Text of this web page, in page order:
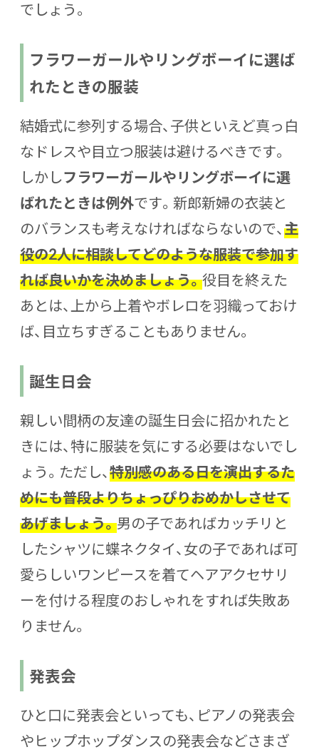
でしょう。
フラワーガールやリングボーイに選ば
れたときの服装
結婚式に参列する場合、子供といえど真っ白
なドレスや目立つ服装は避けるべきです。
しかしフラワーガールやリングボーイに選
ばれたときは例外です。新郎新婦の衣装と
のバランスも考えなければならないので、主
役の2人に相談してどのような服装で参加す
れば良いかを決めましょう。役目を終えた
あとは、上から上着やボレロを羽織っておけ
ば、目立ちすぎることもありません。
誕生日会
親しい間柄の友達の誕生日会に招かれたと
きには、特に服装を気にする必要はないでし
ょう。ただし、特別感のある日を演出するた
めにも普段よりちょっぴりおめかしさせて
あげましょう。男の子であればカッチリと
したシャツに蝶ネクタイ、女の子であれば可
愛らしいワンピースを着てヘアアクセサリ
ーを付ける程度のおしゃれをすれば失敗あ
りません。
発表会
ひと口に発表会といっても、ピアノの発表会
やヒップホップダンスの発表会などさまざ